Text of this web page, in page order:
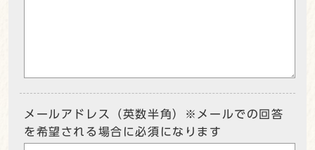
メールアドレス（英数半角）※メールでの回答
を希望される場合に必須になります